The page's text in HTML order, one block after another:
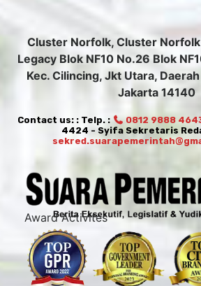
Cluster Norfolk, Cluster
Legacy Blok NF10 No.26 Blok
Kec. Cilincing, Jkt Utara,
Jakarta 14140
Contact us: : Telp. : 0812 9888
4424 - Syifa Sekretaris
Award Activites